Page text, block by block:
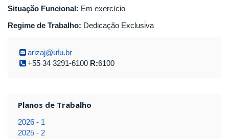
Situação Funcional: Em exercício
Regime de Trabalho: Dedicação Exclusiva
arizaj@ufu.br
+55 34 3291-6100 R:6100
Planos de Trabalho
2026 - 1
2025 - 2